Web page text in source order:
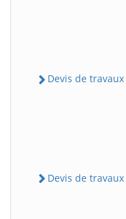
Devis de travaux
Devis de travaux